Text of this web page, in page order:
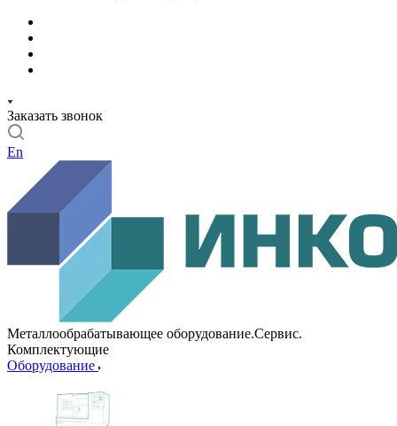
Заказать звонок
En
Металлообрабатывающее оборудование.Сервис.
Комплектующие
Оборудование